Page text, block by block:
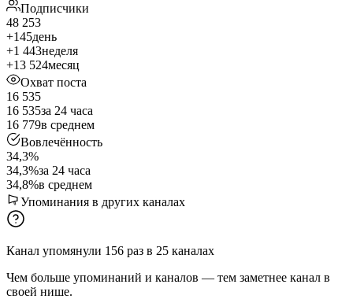
Подписчики
48 253
+145день
+1 443неделя
+13 524месяц
Охват поста
16 535
16 535за 24 часа
16 779в среднем
Вовлечённость
34,3%
34,3%за 24 часа
34,8%в среднем
Упоминания в других каналах
Канал упомянули 156 раз в 25 каналах
Чем больше упоминаний и каналов — тем заметнее канал в
своей нише.